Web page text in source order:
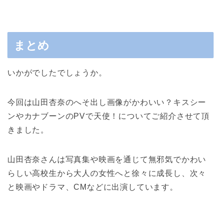
まとめ
いかがでしたでしょうか。
今回は山田杏奈のへそ出し画像がかわいい？キスシー
ンやカナブーンのPVで天使！についてご紹介させて頂
きました。
山田杏奈さんは写真集や映画を通じて無邪気でかわい
らしい高校生から大人の女性へと徐々に成長し、次々
と映画やドラマ、CMなどに出演しています。